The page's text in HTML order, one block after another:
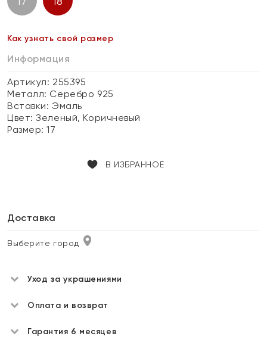
Как узнать свой размер
Информация
Артикул: 255395
Металл: Серебро 925
Вставки:Эмаль
Цвет:Зеленый, Коричневый
Размер:17
В ИЗБРАННОЕ
Доставка
Выберите город
Уход за украшениями
Оплата и возврат
Гарантия 6 месяцев